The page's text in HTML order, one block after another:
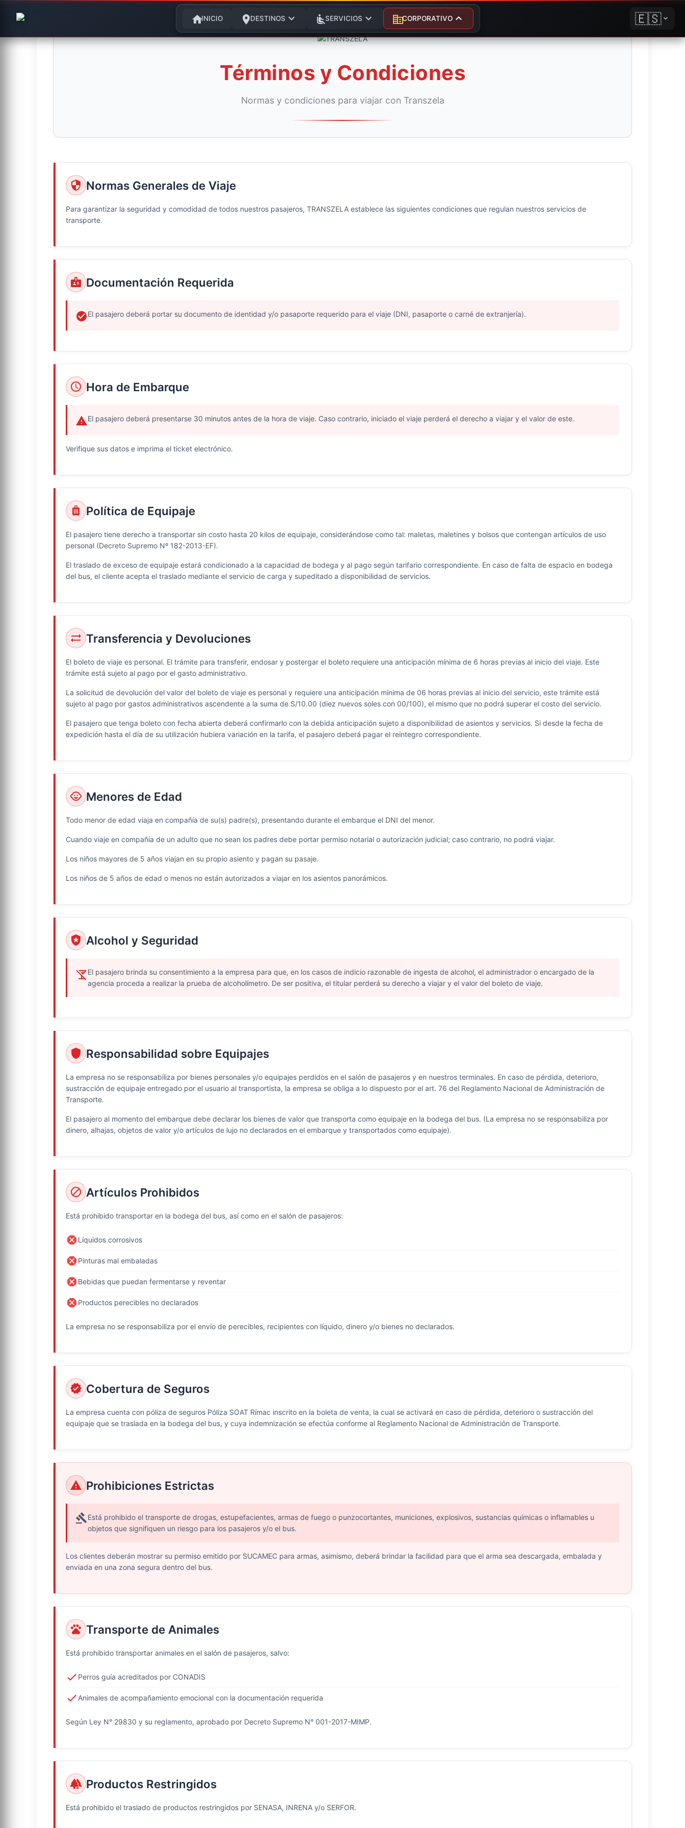
homeINICIO location_onDESTINOS expand_more airline_seat_recline_normalSERVICIOS expand_more corporate_fareCORPORATIVOexpand_more 🇪🇸 expand_more
Términos y Condiciones
Normas y condiciones para viajar con Transzela
security Normas Generales de Viaje
Para garantizar la seguridad y comodidad de todos nuestros pasajeros, TRANSZELA establece las siguientes condiciones que regulan nuestros servicios de
transporte.
badge Documentación Requerida
check_circleEl pasajero deberá portar su documento de identidad y/o pasaporte requerido para el viaje (DNI, pasaporte o carné de extranjería).
schedule Hora de Embarque
warningEl pasajero deberá presentarse 30 minutos antes de la hora de viaje. Caso contrario, iniciado el viaje perderá el derecho a viajar y el valor de este.
Verifique sus datos e imprima el ticket electrónico.
luggage Política de Equipaje
El pasajero tiene derecho a transportar sin costo hasta 20 kilos de equipaje, considerándose como tal: maletas, maletines y bolsos que contengan artículos de uso
personal (Decreto Supremo Nº 182-2013-EF).
El traslado de exceso de equipaje estará condicionado a la capacidad de bodega y al pago según tarifario correspondiente. En caso de falta de espacio en bodega
del bus, el cliente acepta el traslado mediante el servicio de carga y supeditado a disponibilidad de servicios.
sync_alt Transferencia y Devoluciones
El boleto de viaje es personal. El trámite para transferir, endosar y postergar el boleto requiere una anticipación mínima de 6 horas previas al inicio del viaje. Este
trámite está sujeto al pago por el gasto administrativo.
La solicitud de devolución del valor del boleto de viaje es personal y requiere una anticipación mínima de 06 horas previas al inicio del servicio, este trámite está
sujeto al pago por gastos administrativos ascendente a la suma de S/10.00 (diez nuevos soles con 00/100), el mismo que no podrá superar el costo del servicio.
El pasajero que tenga boleto con fecha abierta deberá confirmarlo con la debida anticipación sujeto a disponibilidad de asientos y servicios. Si desde la fecha de
expedición hasta el día de su utilización hubiera variación en la tarifa, el pasajero deberá pagar el reintegro correspondiente.
child_care Menores de Edad
Todo menor de edad viaja en compañía de su(s) padre(s), presentando durante el embarque el DNI del menor.
Cuando viaje en compañía de un adulto que no sean los padres debe portar permiso notarial o autorización judicial; caso contrario, no podrá viajar.
Los niños mayores de 5 años viajan en su propio asiento y pagan su pasaje.
Los niños de 5 años de edad o menos no están autorizados a viajar en los asientos panorámicos.
local_police Alcohol y Seguridad
no_drinks El pasajero brinda su consentimiento a la empresa para que, en los casos de indicio razonable de ingesta de alcohol, el administrador o encargado de la
agencia proceda a realizar la prueba de alcoholímetro. De ser positiva, el titular perderá su derecho a viajar y el valor del boleto de viaje.
shield Responsabilidad sobre Equipajes
La empresa no se responsabiliza por bienes personales y/o equipajes perdidos en el salón de pasajeros y en nuestros terminales. En caso de pérdida, deterioro,
sustracción de equipaje entregado por el usuario al transportista, la empresa se obliga a lo dispuesto por el art. 76 del Reglamento Nacional de Administración de
Transporte.
El pasajero al momento del embarque debe declarar los bienes de valor que transporta como equipaje en la bodega del bus. (La empresa no se responsabiliza por
dinero, alhajas, objetos de valor y/o artículos de lujo no declarados en el embarque y transportados como equipaje).
block Artículos Prohibidos
Está prohibido transportar en la bodega del bus, así como en el salón de pasajeros:
dangerous Líquidos corrosivos
dangerous Pinturas mal embaladas
dangerous Bebidas que puedan fermentarse y reventar
dangerous Productos perecibles no declarados
La empresa no se responsabiliza por el envío de perecibles, recipientes con líquido, dinero y/o bienes no declarados.
verified Cobertura de Seguros
La empresa cuenta con póliza de seguros Póliza SOAT Rímac inscrito en la boleta de venta, la cual se activará en caso de pérdida, deterioro o sustracción del
equipaje que se traslada en la bodega del bus, y cuya indemnización se efectúa conforme al Reglamento Nacional de Administración de Transporte.
warning Prohibiciones Estrictas
gavelEstá prohibido el transporte de drogas, estupefacientes, armas de fuego o punzocortantes, municiones, explosivos, sustancias químicas o inflamables u
objetos que signifiquen un riesgo para los pasajeros y/o el bus.
Los clientes deberán mostrar su permiso emitido por SUCAMEC para armas, asimismo, deberá brindar la facilidad para que el arma sea descargada, embalada y
enviada en una zona segura dentro del bus.
pets Transporte de Animales
Está prohibido transportar animales en el salón de pasajeros, salvo:
check Perros guía acreditados por CONADIS
check Animales de acompañamiento emocional con la documentación requerida
Según Ley N° 29830 y su reglamento, aprobado por Decreto Supremo N° 001-2017-MIMP.
forest Productos Restringidos
Está prohibido el traslado de productos restringidos por SENASA, INRENA y/o SERFOR.